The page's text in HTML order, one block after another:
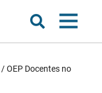
/OEP Docentes no